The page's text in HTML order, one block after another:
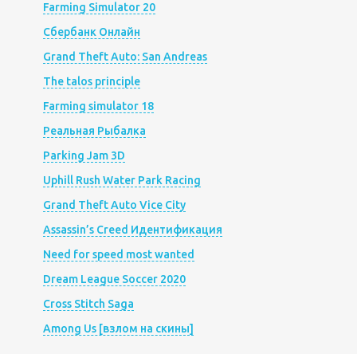
Farming Simulator 20
Сбербанк Онлайн
Grand Theft Auto: San Andreas
The talos principle
Farming simulator 18
Реальная Рыбалка
Parking Jam 3D
Uphill Rush Water Park Racing
Grand Theft Auto Vice City
Assassin’s Creed Идентификация
Need for speed most wanted
Dream League Soccer 2020
Cross Stitch Saga
Among Us [взлом на скины]